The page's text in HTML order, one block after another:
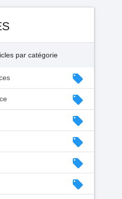
par catégorie
local_offer
local_offer
local_offer
local_offer
local_offer
local_offer